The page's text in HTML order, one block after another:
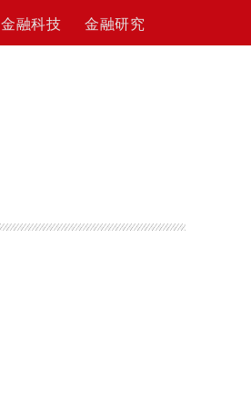
金融科技 金融研究